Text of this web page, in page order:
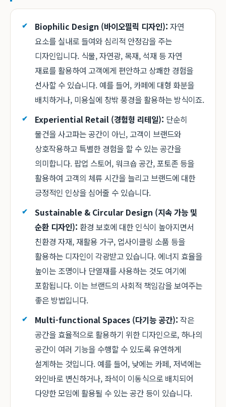
Biophilic Design (바이오필릭 디자인): 자연
요소를 실내로 들여와 심리적 안정감을 주는
디자인입니다. 식물, 자연광, 목재, 석재 등 자연
재료를 활용하여 고객에게 편안하고 상쾌한 경험을
선사할 수 있습니다. 예를 들어, 카페에 대형 화분을
배치하거나, 미용실에 창밖 풍경을 활용하는 방식이죠.
Experiential Retail (경험형 리테일): 단순히
물건을 사고파는 공간이 아닌, 고객이 브랜드와
상호작용하고 특별한 경험을 할 수 있는 공간을
의미합니다. 팝업 스토어, 워크숍 공간, 포토존 등을
활용하여 고객의 체류 시간을 늘리고 브랜드에 대한
긍정적인 인상을 심어줄 수 있습니다.
Sustainable & Circular Design (지속 가능 및
순환 디자인): 환경 보호에 대한 인식이 높아지면서
친환경 자재, 재활용 가구, 업사이클링 소품 등을
활용하는 디자인이 각광받고 있습니다. 에너지 효율을
높이는 조명이나 단열재를 사용하는 것도 여기에
포함됩니다. 이는 브랜드의 사회적 책임감을 보여주는
좋은 방법입니다.
Multi-functional Spaces (다기능 공간): 작은
공간을 효율적으로 활용하기 위한 디자인으로, 하나의
공간이 여러 기능을 수행할 수 있도록 유연하게
설계하는 것입니다. 예를 들어, 낮에는 카페, 저녁에는
와인바로 변신하거나, 좌석이 이동식으로 배치되어
다양한 모임에 활용될 수 있는 공간 등이 있습니다.